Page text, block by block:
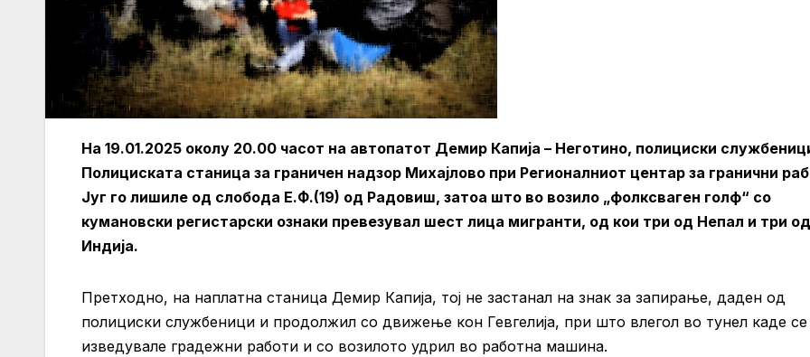
На 19.01.2025 околу 20.00 часот на автопатот Демир Капија – Неготино, полициски
Полициската станица за граничен надзор Михајлово при Регионалниот центар за гранични
Југ го лишиле од слобода Е.Ф.(19) од Радовиш, затоа што во возило „фолксваген голф“ со
кумановски регистарски ознаки превезувал шест лица мигранти, од кои три од Непал и три од
Индија.
Претходно, на наплатна станица Демир Капија, тој не застанал на знак за запирање, даден од
полициски службеници и продолжил со движење кон Гевгелија, при што влегол во тунел каде се
изведувале градежни работи и со возилото удрил во работна машина.